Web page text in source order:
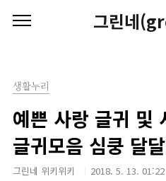
그린네
생활누리
예쁜 사랑 글귀 및
글귀모음 심쿵 달
그린네 위키위키 2018. 5. 13. 01:22